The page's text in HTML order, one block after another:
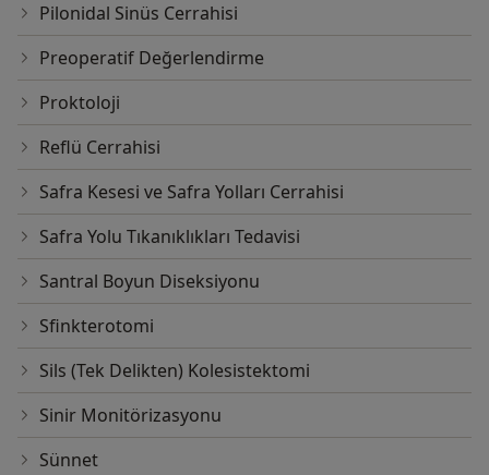
Pilonidal Sinüs Cerrahisi
Preoperatif Değerlendirme
Proktoloji
Reflü Cerrahisi
Safra Kesesi ve Safra Yolları Cerrahisi
Safra Yolu Tıkanıklıkları Tedavisi
Santral Boyun Diseksiyonu
Sfinkterotomi
Sils (Tek Delikten) Kolesistektomi
Sinir Monitörizasyonu
Sünnet